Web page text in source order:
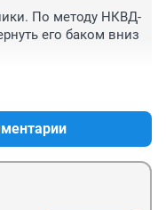
По методу НКВД-
его баком вниз